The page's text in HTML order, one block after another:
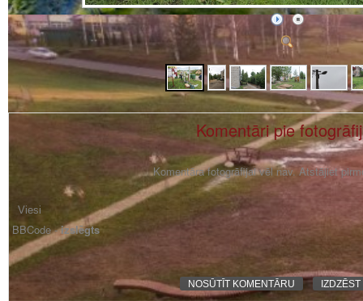
Komentāri pie
Komentāra fotogrāfijai vēl nav. Atstājiet
BBCode -izslēgts